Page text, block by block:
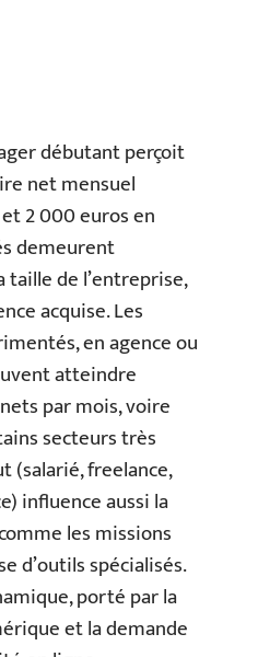
débutant perçoit
net mensuel
2 000 euros en
demeurent
de l’entreprise,
acquise. Les
en agence ou
atteindre
par mois, voire
secteurs très
(salarié, freelance,
influence aussi la
les missions
d’outils spécialisés.
porté par la
et la demande